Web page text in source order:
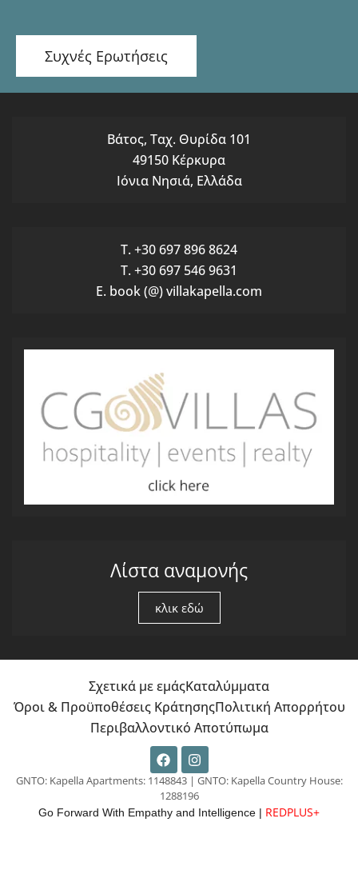
Συχνές Ερωτήσεις
Βάτος, Ταχ. Θυρίδα 101
49150 Κέρκυρα
Ιόνια Νησιά, Ελλάδα
T. +30 697 896 8624
T. +30 697 546 9631
E. book (@) villakapella.com
Λίστα αναμονής
κλικ εδώ
Σχετικά με εμάςΚαταλύμματα
Όροι & Προϋποθέσεις ΚράτησηςΠολιτική Απορρήτου
Περιβαλλοντικό Αποτύπωμα
GNTO: Kapella Apartments: 1148843 | GNTO: Kapella Country House:
1288196
Go Forward With Empathy and Intelligence | REDPLUS+